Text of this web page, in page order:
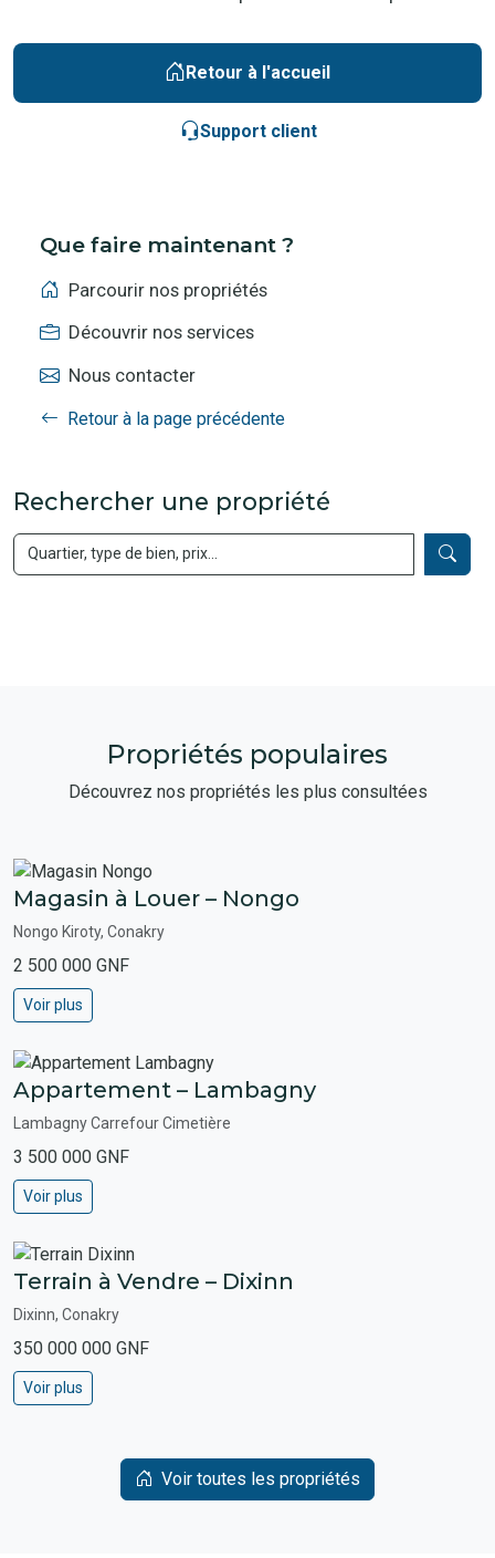
Retour à l'accueil
Support client
Que faire maintenant ?
Parcourir nos propriétés
Découvrir nos services
Nous contacter
Retour à la page précédente
Rechercher une propriété
Propriétés populaires
Découvrez nos propriétés les plus consultées
Magasin à Louer – Nongo
Nongo Kiroty, Conakry
2 500 000 GNF
Voir plus
Appartement – Lambagny
Lambagny Carrefour Cimetière
3 500 000 GNF
Voir plus
Terrain à Vendre – Dixinn
Dixinn, Conakry
350 000 000 GNF
Voir plus
Voir toutes les propriétés